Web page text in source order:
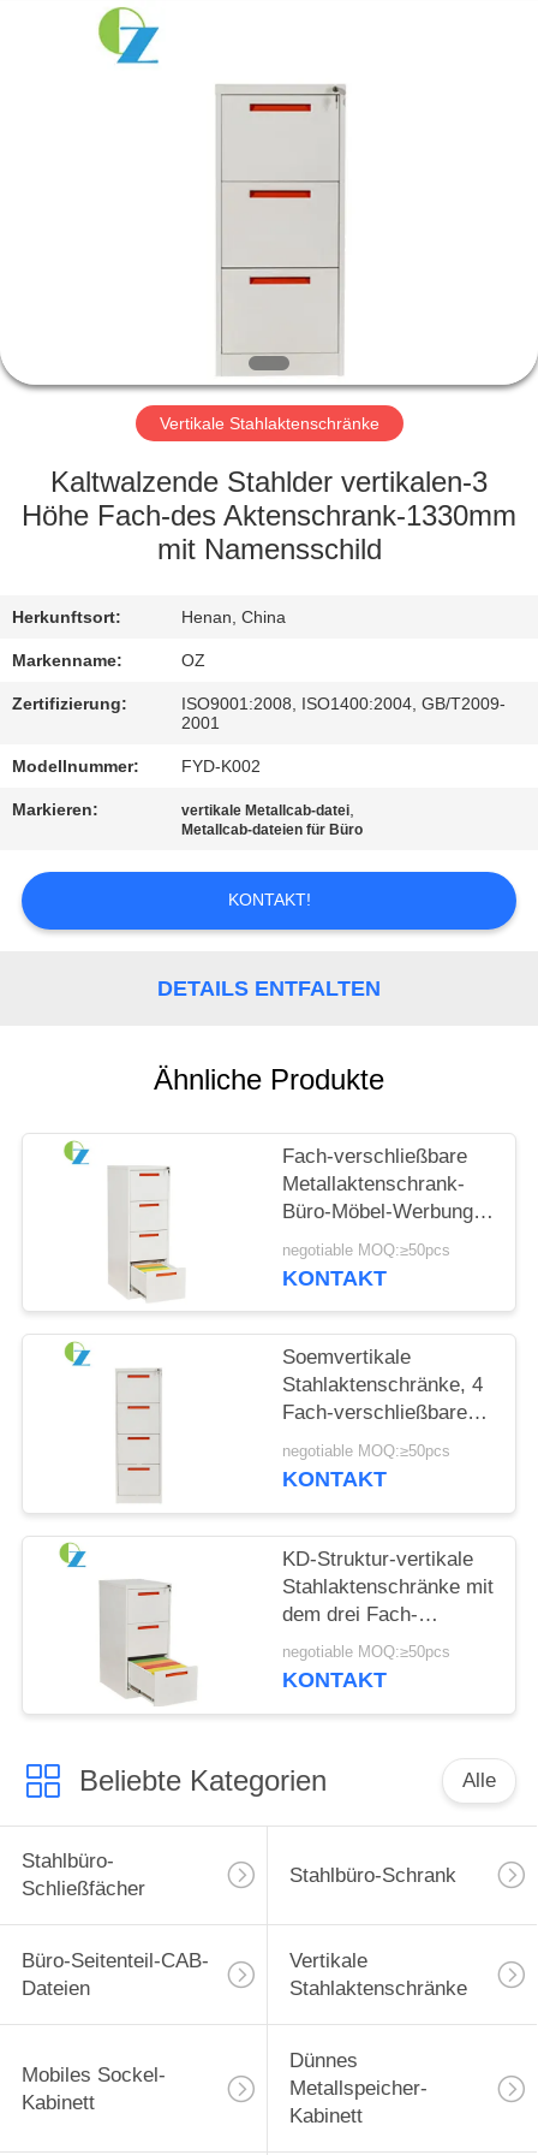
FABRIK-
AUSFLUG
QUALITÄTSKONTROLLE
SIE
MIT
UNS
VERBINDUNG
FORDERN
SITEMAP
PRIVACY
Vertikale Stahlaktenschränke
Kaltwalzende Stahlder vertikalen-3
Höhe Fach-des Aktenschrank-1330mm
mit Namensschild
Herkunftsort: Henan, China
Markenname: OZ
Zertifizierung:
ISO9001:2008, ISO1400:2004, GB/T2009-
2001
Modellnummer: FYD-K002
Markieren: vertikale Metallcab-datei,
Metallcab-dateien für Büro
KONTAKT!
DETAILS ENTFALTEN
Ähnliche Produkte
Fach-verschließbare
Metallaktenschrank-
Büro-Möbel-Werbung
der Vertikalen-4
negotiable MOQ:≥50pcs
KONTAKT
Soemvertikale
Stahlaktenschränke, 4
Fach-verschließbares
Aktenspeicherungs-
Kabinett
negotiable MOQ:≥50pcs
KONTAKT
KD-Struktur-vertikale
Stahlaktenschränke mit
dem drei Fach-
modernen Entwurf
negotiable MOQ:≥50pcs
KONTAKT
Beliebte Kategorien Alle
Stahlbüro-
Schließfächer
Stahlbüro-Schrank
Büro-Seitenteil-CAB-
Dateien
Vertikale
Stahlaktenschränke
Mobiles Sockel-
Kabinett
Dünnes
Metallspeicher-
Kabinett